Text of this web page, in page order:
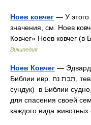
Ноев ковчег — У этого
значения, см. Ноев
Википедия
Ноев Ковчег — Эдвард
Библии ивр. תֵּבַת נֹח‎, теват Hóax; ивр. תֵּבָה‎, тева коробка,
сундук) в Библии
для спасения своей
каждого вида